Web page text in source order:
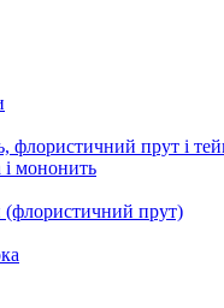
флористичний прут і
і мононить
(флористичний прут)